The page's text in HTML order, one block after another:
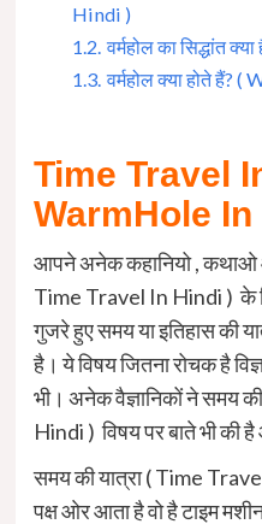
Hindi )
1.2. वर्महोल का सिद्धांत
1.3. वर्महोल क्या होते हैं?
Time Travel
WarmHole
आपने अनेक कहानियो , कथाओ
Time Travel In Hindi ) के
गुजरे हुए समय या इतिहास की
है। ये विषय जितना रोचक है
भी। अनेक वैज्ञानिकों ने समय
Hindi ) विषय पर बाते भी की
समय की यात्रा ( Time
पक्ष ओर आता है वो है टाइम